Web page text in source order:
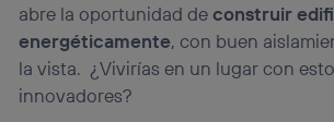
abre la oportunidad deconstruir
energéticamente, con buen
la vista. ¿Vivirías en un lugar con
innovadores?